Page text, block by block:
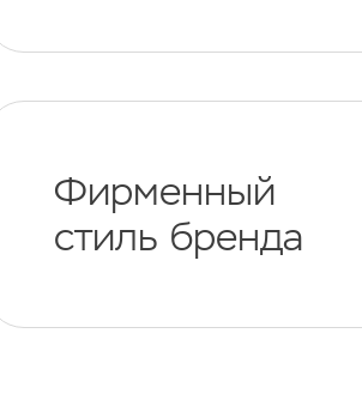
Фирменный
стиль бренда